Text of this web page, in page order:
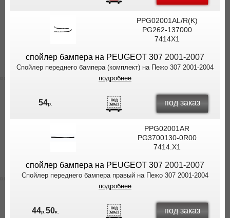
PPG02001AL/R(K)
PG262-137000
7414X1
спойлер бампера на PEUGEOT 307 2001-2007
Спойлер переднего бампера (комплект) на Пежо 307 2001-2004
подробнее
54р. под заказ
PPG02001AR
PG3700130-0R00
7414.X1
спойлер бампера на PEUGEOT 307 2001-2007
Cпойлер переднего бампера правый на Пежо 307 2001-2004
подробнее
44р.50к. под заказ